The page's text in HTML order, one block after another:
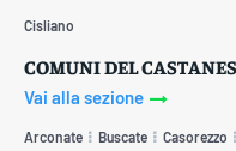
Cisliano
COMUNI DEL
Vai alla sezione
Arconate Buscate Casorezzo